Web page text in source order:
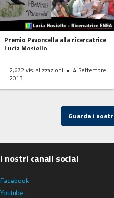
Premio Pavoncella alla ricercatrice
Lucia Mosiello
2,672visualizzazioni
4 Settembre
2013
Guarda i
I nostri canali social
Facebook
Youtube